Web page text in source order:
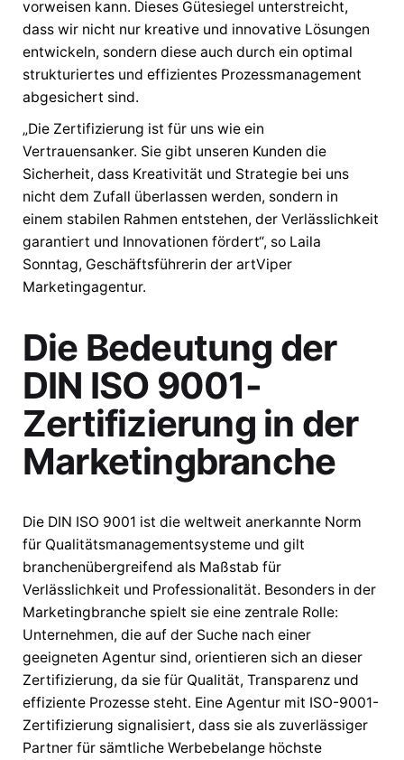
vorweisen kann. Dieses Gütesiegel unterstreicht,
dass wir nicht nur kreative und innovative Lösungen
entwickeln, sondern diese auch durch ein optimal
strukturiertes und effizientes Prozessmanagement
abgesichert sind.
„Die Zertifizierung ist für uns wie ein
Vertrauensanker. Sie gibt unseren Kunden die
Sicherheit, dass Kreativität und Strategie bei uns
nicht dem Zufall überlassen werden, sondern in
einem stabilen Rahmen entstehen, der Verlässlichkeit
garantiert und Innovationen fördert“, so Laila
Sonntag, Geschäftsführerin der artViper
Marketingagentur.
Die Bedeutung der
DIN ISO 9001-
Zertifizierung in der
Marketingbranche
Die DIN ISO 9001 ist die weltweit anerkannte Norm
für Qualitätsmanagementsysteme und gilt
branchenübergreifend als Maßstab für
Verlässlichkeit und Professionalität. Besonders in der
Marketingbranche spielt sie eine zentrale Rolle:
Unternehmen, die auf der Suche nach einer
geeigneten Agentur sind, orientieren sich an dieser
Zertifizierung, da sie für Qualität, Transparenz und
effiziente Prozesse steht. Eine Agentur mit ISO-9001-
Zertifizierung signalisiert, dass sie als zuverlässiger
Partner für sämtliche Werbebelange höchste